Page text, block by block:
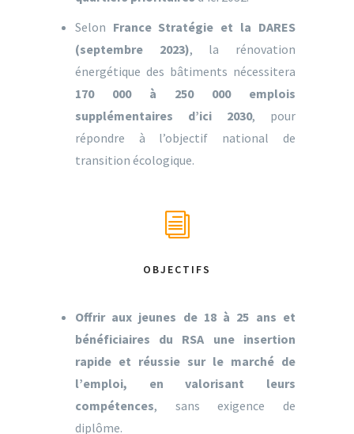
Selon France Stratégie et la DARES
(septembre 2023), la rénovation
énergétique des bâtiments nécessitera
170 000 à 250 000 emplois
supplémentaires d’ici 2030, pour
répondre à l’objectif national de
transition écologique.
OBJECTIFS
Offrir aux jeunes de 18 à 25 ans et
bénéficiaires du RSA une insertion
rapide et réussie sur le marché de
l’emploi, en valorisant leurs
compétences, sans exigence de
diplôme.